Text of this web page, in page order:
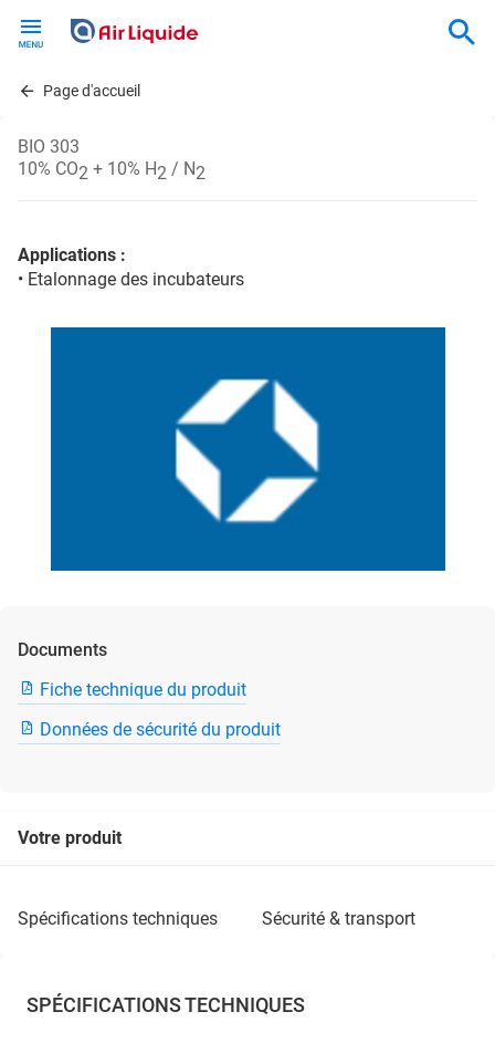
contentPage d'accueil
BIO 303
10% CO2 + 10% H2 / N2
Applications :
• Etalonnage des incubateurs
Documents
Fiche technique du produit
Données de sécurité du produit
Votre produit
spécifications techniques sécurité & transport
SPÉCIFICATIONS TECHNIQUES